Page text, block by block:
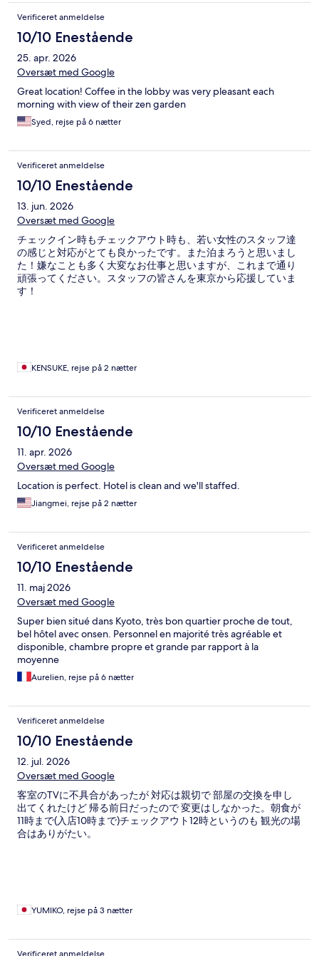
Verificeret anmeldelse
10/10 Enestående
25. apr. 2026
Oversæt med Google
Great location! Coffee in the lobby was very pleasant each
morning with view of their zen garden
Syed, rejse på 6 nætter
Verificeret anmeldelse
10/10 Enestående
13. jun. 2026
Oversæt med Google
チェックイン時もチェックアウト時も、若い女性のスタッフ達
の感じと対応がとても良かったです。また泊まろうと思いまし
た！嫌なことも多く大変なお仕事と思いますが、これまで通り
頑張ってください。スタッフの皆さんを東京から応援していま
す！
KENSUKE, rejse på 2 nætter
Verificeret anmeldelse
10/10 Enestående
11. apr. 2026
Oversæt med Google
Location is perfect. Hotel is clean and we'll staffed.
Jiangmei, rejse på 2 nætter
Verificeret anmeldelse
10/10 Enestående
11. maj 2026
Oversæt med Google
Super bien situé dans Kyoto, très bon quartier proche de tout,
bel hôtel avec onsen. Personnel en majorité très agréable et
disponible, chambre propre et grande par rapport à la
moyenne
Aurelien, rejse på 6 nætter
Verificeret anmeldelse
10/10 Enestående
12. jul. 2026
Oversæt med Google
客室のTVに不具合があったが 対応は親切で 部屋の交換を申し
出てくれたけど 帰る前日だったので 変更はしなかった。朝食が
11時まで(入店10時まで)チェックアウト12時というのも 観光の場
合はありがたい。
YUMIKO, rejse på 3 nætter